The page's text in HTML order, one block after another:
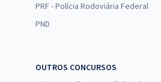
PRF - Polícia Rodoviária Federal
PND
OUTROS CONCURSOS